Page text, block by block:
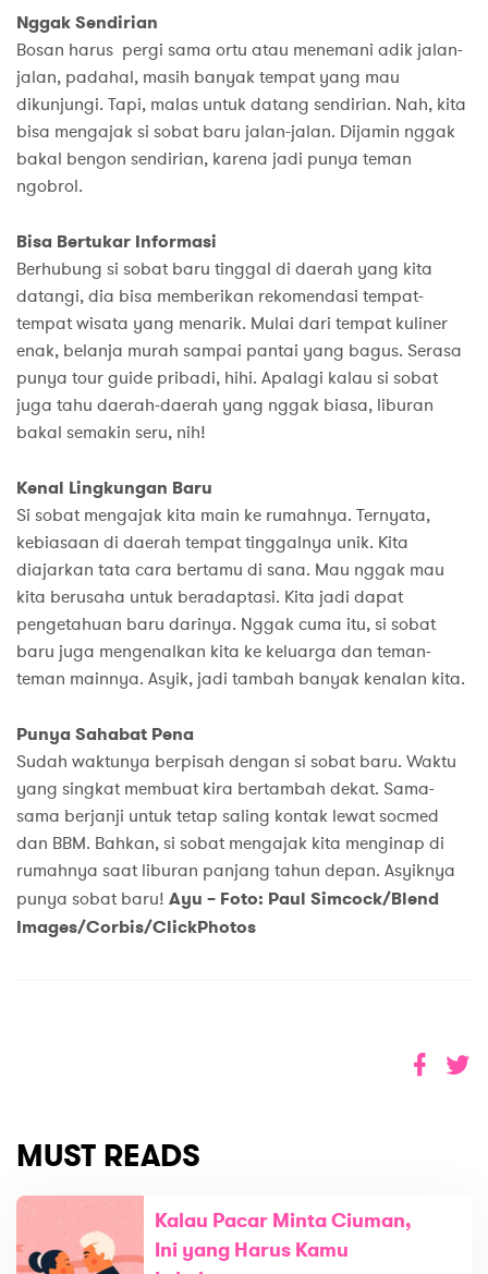
Nggak Sendirian
Bosan harus pergi sama ortu atau menemani adik jalan-
jalan, padahal, masih banyak tempat yang mau
dikunjungi. Tapi, malas untuk datang sendirian. Nah, kita
bisa mengajak si sobat baru jalan-jalan. Dijamin nggak
bakal bengon sendirian, karena jadi punya teman
ngobrol.
Bisa Bertukar Informasi
Berhubung si sobat baru tinggal di daerah yang kita
datangi, dia bisa memberikan rekomendasi tempat-
tempat wisata yang menarik. Mulai dari tempat kuliner
enak, belanja murah sampai pantai yang bagus. Serasa
punya tour guide pribadi, hihi. Apalagi kalau si sobat
juga tahu daerah-daerah yang nggak biasa, liburan
bakal semakin seru, nih!
Kenal Lingkungan Baru
Si sobat mengajak kita main ke rumahnya. Ternyata,
kebiasaan di daerah tempat tinggalnya unik. Kita
diajarkan tata cara bertamu di sana. Mau nggak mau
kita berusaha untuk beradaptasi. Kita jadi dapat
pengetahuan baru darinya. Nggak cuma itu, si sobat
baru juga mengenalkan kita ke keluarga dan teman-
teman mainnya. Asyik, jadi tambah banyak kenalan kita.
Punya Sahabat Pena
Sudah waktunya berpisah dengan si sobat baru. Waktu
yang singkat membuat kira bertambah dekat. Sama-
sama berjanji untuk tetap saling kontak lewat socmed
dan BBM. Bahkan, si sobat mengajak kita menginap di
rumahnya saat liburan panjang tahun depan. Asyiknya
punya sobat baru! Ayu – Foto: Paul Simcock/Blend
Images/Corbis/ClickPhotos
MUST READS
Kalau Pacar Minta Ciuman,
Ini yang Harus Kamu